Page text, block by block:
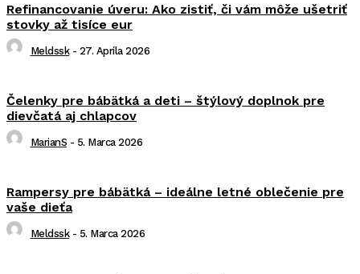
Refinancovanie úveru: Ako zistiť, či vám môže ušetriť
stovky až tisíce eur
Meldssk - 27. Apríla 2026
Čelenky pre bábätká a deti – štýlový doplnok pre
dievčatá aj chlapcov
MarianS - 5. Marca 2026
Rampersy pre bábätká – ideálne letné oblečenie pre
vaše dieťa
Meldssk - 5. Marca 2026